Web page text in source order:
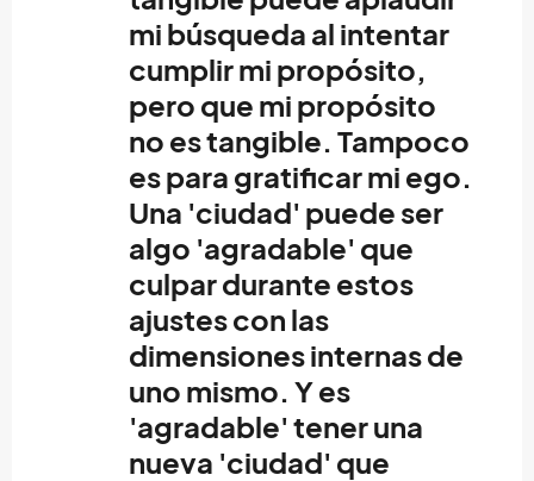
mi búsqueda al intentar
cumplir mi propósito,
pero que mi propósito
no es tangible. Tampoco
es para gratificar mi ego.
Una 'ciudad' puede ser
algo 'agradable' que
culpar durante estos
ajustes con las
dimensiones internas de
uno mismo. Y es
'agradable' tener una
nueva 'ciudad' que